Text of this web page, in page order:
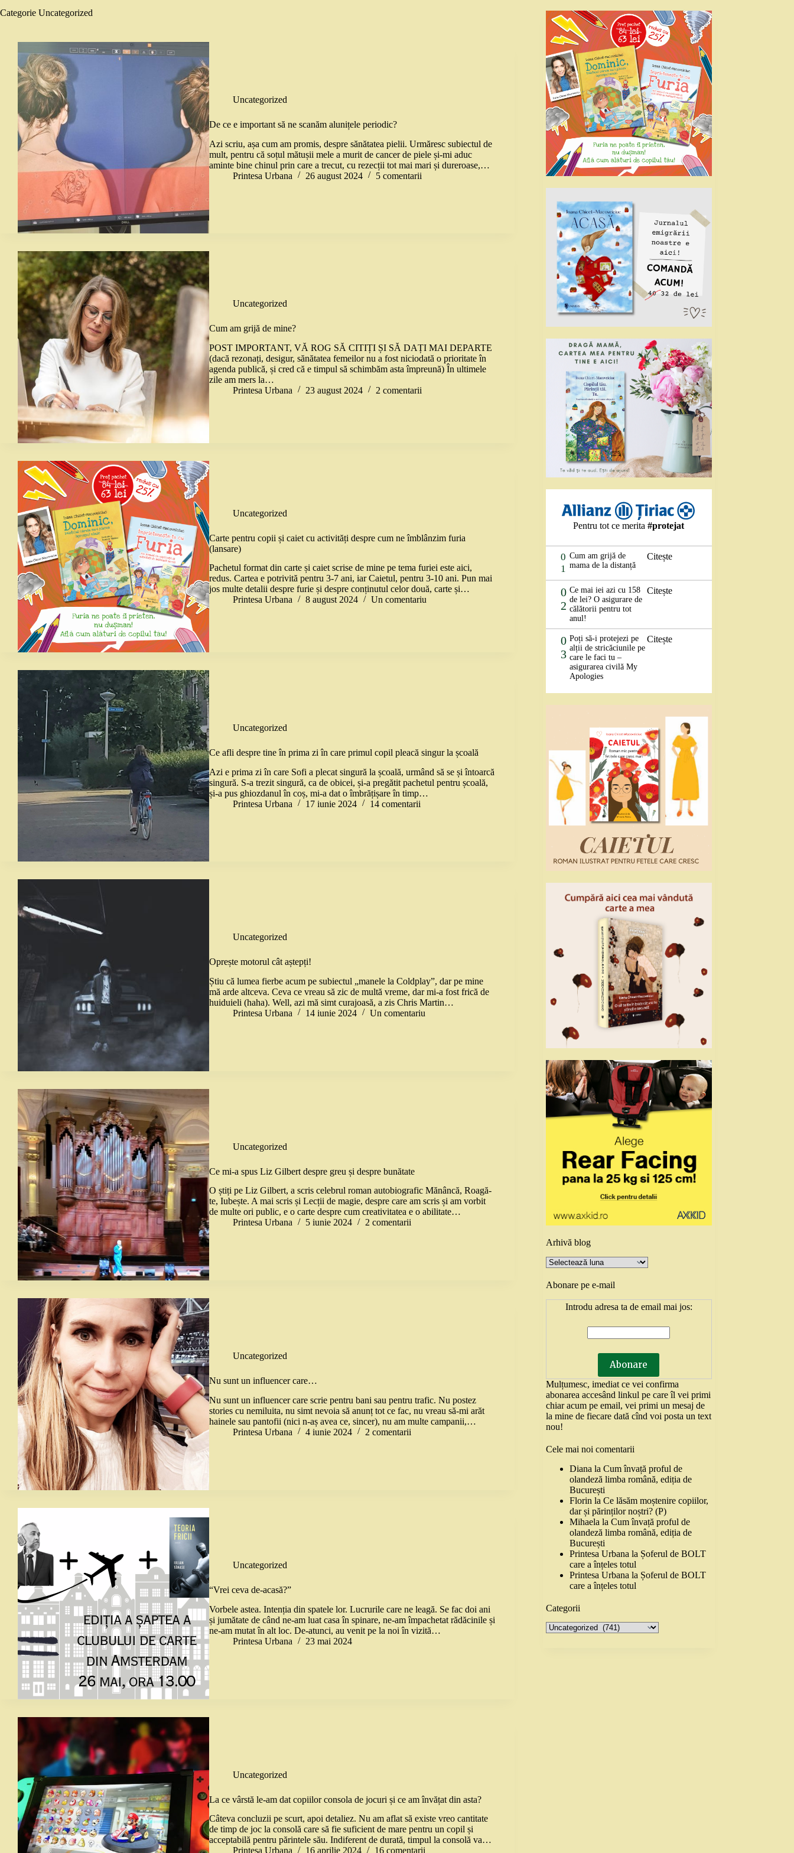
Categorie Uncategorized
Uncategorized
De ce e important să ne scanăm alunițele periodic?
Azi scriu, așa cum am promis, despre sănătatea pielii. Urmăresc subiectul de
mult, pentru că soțul mătușii mele a murit de cancer de piele și-mi aduc
aminte bine chinul prin care a trecut, cu rezecții tot mai mari și dureroase,…
Printesa Urbana
26 august 2024 5 comentarii
Uncategorized
Cum am grijă de mine?
POST IMPORTANT, VĂ ROG SĂ CITIȚI ȘI SĂ DAȚI MAI DEPARTE
(dacă rezonați, desigur, sănătatea femeilor nu a fost niciodată o prioritate în
agenda publică, și cred că e timpul să schimbăm asta împreună) În ultimele
zile am mers la…
Printesa Urbana
23 august 2024 2 comentarii
Uncategorized
Carte pentru copii și caiet cu activități despre cum ne îmblânzim furia
(lansare)
Pachetul format din carte și caiet scrise de mine pe tema furiei este aici,
redus. Cartea e potrivită pentru 3-7 ani, iar Caietul, pentru 3-10 ani. Pun mai
jos multe detalii despre furie și despre conținutul celor două, carte și…
Printesa Urbana
8 august 2024 Un comentariu
Uncategorized
Ce afli despre tine în prima zi în care primul copil pleacă singur la școală
Azi e prima zi în care Sofi a plecat singură la școală, urmând să se și întoarcă
singură. S-a trezit singură, ca de obicei, și-a pregătit pachetul pentru școală,
și-a pus ghiozdanul în coș, mi-a dat o îmbrățișare în timp…
Printesa Urbana
17 iunie 2024 14 comentarii
Uncategorized
Oprește motorul cât aștepți!
Știu că lumea fierbe acum pe subiectul „manele la Coldplay”, dar pe mine
mă arde altceva. Ceva ce vreau să zic de multă vreme, dar mi-a fost frică de
huiduieli (haha). Well, azi mă simt curajoasă, a zis Chris Martin…
Printesa Urbana
14 iunie 2024 Un comentariu
Uncategorized
Ce mi-a spus Liz Gilbert despre greu și despre bunătate
O știți pe Liz Gilbert, a scris celebrul roman autobiografic Mănâncă, Roagă-
te, Iubește. A mai scris și Lecții de magie, despre care am scris și am vorbit
de multe ori public, e o carte despre cum creativitatea e o abilitate…
Printesa Urbana
5 iunie 2024 2 comentarii
Uncategorized
Nu sunt un influencer care…
Nu sunt un influencer care scrie pentru bani sau pentru trafic. Nu postez
stories cu nemiluita, nu simt nevoia să anunț tot ce fac, nu vreau să-mi arăt
hainele sau pantofii (nici n-aș avea ce, sincer), nu am multe campanii,…
Printesa Urbana
4 iunie 2024 2 comentarii
Uncategorized
“Vrei ceva de-acasă?”
Vorbele astea. Intenția din spatele lor. Lucrurile care ne leagă. Se fac doi ani
și jumătate de când ne-am luat casa în spinare, ne-am împachetat rădăcinile și
ne-am mutat în alt loc. De-atunci, au venit pe la noi în vizită…
Printesa Urbana
23 mai 2024
Uncategorized
La ce vârstă le-am dat copiilor consola de jocuri și ce am învățat din asta?
Câteva concluzii pe scurt, apoi detaliez. Nu am aflat să existe vreo cantitate
de timp de joc la consolă care să fie suficient de mare pentru un copil și
acceptabilă pentru părintele său. Indiferent de durată, timpul la consolă va…
Printesa Urbana
16 aprilie 2024 16 comentarii
Pentru tot ce merita#protejat
0
1
Cum am grijă de
mama de la distanță
Citește
0
2
Ce mai iei azi cu 158
de lei? O asigurare de
călătorii pentru tot
anul!
Citește
0
3
Poți să-i protejezi pe
alții de stricăciunile pe
care le faci tu –
asigurarea civilă My
Apologies
Citește
Arhivă blog
Arhivă
blog
Abonare pe e-mail
Introdu adresa ta de email mai jos:
Mulțumesc, imediat ce vei confirma
abonarea accesând linkul pe care îl vei primi
chiar acum pe email, vei primi un mesaj de
la mine de fiecare dată cînd voi posta un text
nou!
Cele mai noi comentarii
Diana laCum învață proful de
olandeză limba română, ediția de
București
Florin laCe lăsăm moștenire copiilor,
dar și părinților noștri? (P)
Mihaela laCum învață proful de
olandeză limba română, ediția de
București
Printesa Urbana la Șoferul de BOLT
care a înțeles totul
Printesa Urbana la Șoferul de BOLT
care a înțeles totul
Categorii
Categorii